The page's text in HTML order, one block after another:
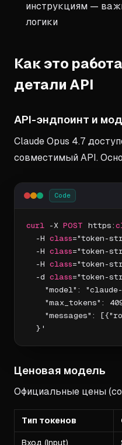
инструкциям —
логики
Как это
детали API
API-эндпоинт и
Claude Opus 4.7
совместимый API.
Code
curl -X POST https:
  -H
class="token-
  -H
class="token-
  -H
class="token-
  -d
class="token-
"model": "claude-
"max_tokens":
"messages":
  }'
Ценовая модель
Официальные цены
Тип токенов
Вход (Input)